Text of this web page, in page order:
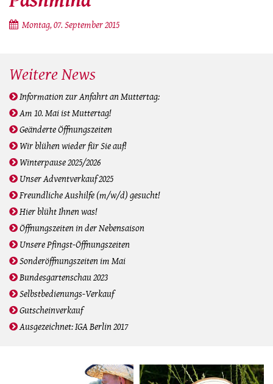
Montag, 07. September 2015
Weitere News
Information zur Anfahrt an Muttertag:
Am 10. Mai ist Muttertag!
Geänderte Öffnungszeiten
Wir blühen wieder für Sie auf!
Winterpause 2025/2026
Unser Adventverkauf 2025
Freundliche Aushilfe (m/w/d) gesucht!
Hier blüht Ihnen was!
Öffnungszeiten in der Nebensaison
Unsere Pfingst-Öffnungszeiten
Sonderöffnungszeiten im Mai
Bundesgartenschau 2023
Selbstbedienungs-Verkauf
Gutscheinverkauf
Ausgezeichnet: IGA Berlin 2017